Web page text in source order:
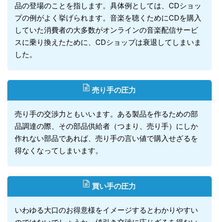
品の登場のことを指します。具体例としては、CDショッ
プの例がよく挙げられます。音楽を聴くためにCDを購入
していた消費者の大多数がオンラインの音楽配信サービ
スに乗り換えたために、CDショップは衰退してしまいま
した。
売り手の圧力
売り手の交渉力ともいいます。ある製品を作るための部
品調達の際、その部品供給者（つまり、売り手）にしか
作れない部品であれば、売り手の言い値で購入せざるを
得なくなってしまいます。
買い手の圧力
いわゆる大口のお得意様をイメージするとわかりやすい